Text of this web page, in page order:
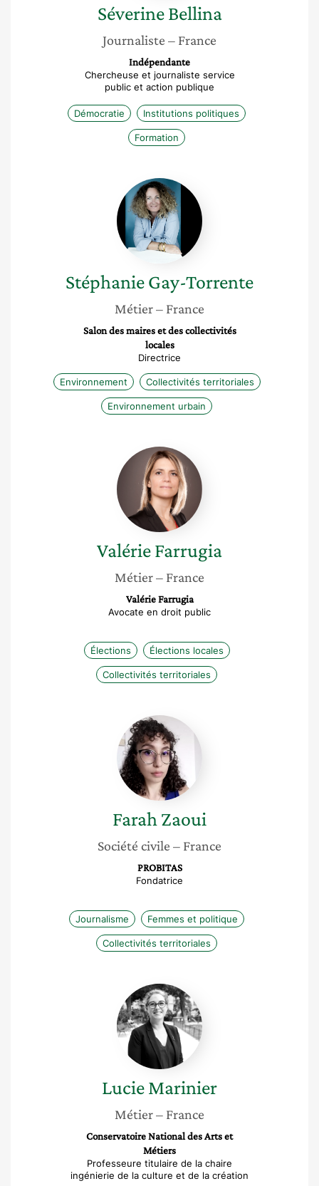
Séverine Bellina
Journaliste – France
Indépendante
Chercheuse et journaliste service
public et action publique
Démocratie Institutions politiques
Formation
Stéphanie
Gay-
Torrente
StéphanieGay-Torrente
Métier– France
Salon des maires et des collectivités
locales
Directrice
Environnement Collectivités territoriales
Environnement urbain
Valérie
Farrugia
ValérieFarrugia
Métier– France
Valérie Farrugia
Avocate en droit public
Élections Élections locales
Collectivités territoriales
Farah
Zaoui
Farah Zaoui
Société civile – France
PROBITAS
Fondatrice
Journalisme Femmes et politique
Collectivités territoriales
Lucie
Marinier
LucieMarinier
Métier– France
Conservatoire National des Arts et
Métiers
Professeure titulaire de la chaire
ingénierie de la culture et de la création